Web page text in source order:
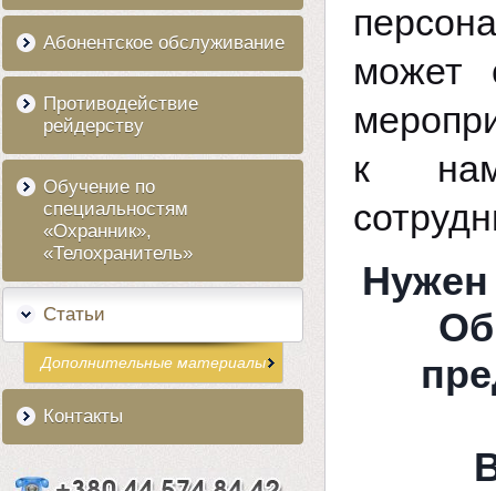
Абонентское обслуживание
Противодействие
рейдерству
Обучение по
специальностям
«Охранник»,
«Телохранитель»
Статьи
Дополнительные материалы
Контакты
может
к
Нужен